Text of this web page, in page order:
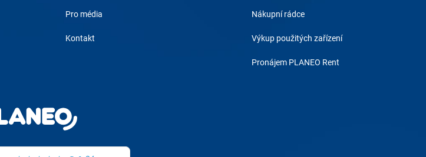
Pro média
Kontakt
Nákupní rádce
Výkup použitých zařízení
Pronájem PLANEO Rent